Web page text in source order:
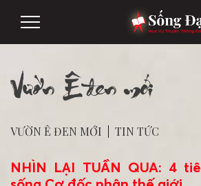
Vườn Ê đen mới
VƯỜN Ê ĐEN MỚI TIN TỨC
NHÌN LẠI TUẦN QUA: 4